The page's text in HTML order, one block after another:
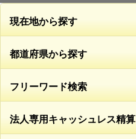
現在地から探す
都道府県から探す
フリーワード検索
法人専用キャッシュレス精算